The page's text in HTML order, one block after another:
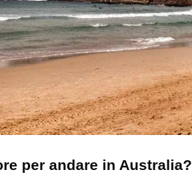
per andare in Australia?